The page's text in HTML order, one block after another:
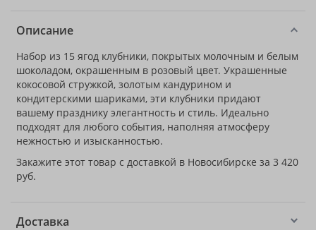
Описание
Набор из 15 ягод клубники, покрытых молочным и белым
шоколадом, окрашенным в розовый цвет. Украшенные
кокосовой стружкой, золотым кандурином и
кондитерскими шариками, эти клубники придают
вашему празднику элегантность и стиль. Идеально
подходят для любого события, наполняя атмосферу
нежностью и изысканностью.
Закажите этот товар с доставкой в Новосибирске за 3 420
руб.
Доставка